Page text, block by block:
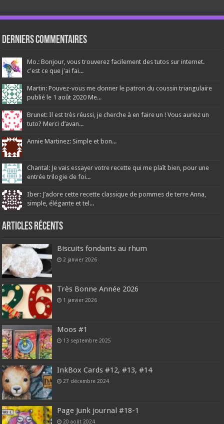
Derniers Commentaires
Mo.: Bonjour, vous trouverez facilement des tutos sur internet.
c'est ce que j'ai fai...
Martin: Pouvez-vous me donner le patron du coussin triangulaire
publié le 1 août 2020 Me...
Brunet: Il est très réussi, je cherche à en faire un ! Vous auriez un
tuto? Merci d’avan...
Annie Martinez: Simple et bon...
Chantal: Je vais essayer votre recette qui me plaît bien, pour une
entrée trilogie de foi...
Iber: J’adore cette recette classique de pommes de terre Anna,
simple, élégante et tel...
Articles récents
Biscuits fondants au rhum
2 janvier 2026
Très Bonne Année 2026
1 janvier 2026
Moos #1
13 septembre 2025
InkBox Cards #12, #13, #14
27 décembre 2024
Page Junk journal #18-1
20 août 2024